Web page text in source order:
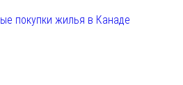
покупки жилья в Канаде